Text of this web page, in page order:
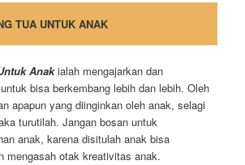
TUA UNTUK ANAK
Anakialah mengajarkan dan
bisa berkembang lebih dan lebih. Oleh
apapun yang diinginkan oleh anak, selagi
turutilah. Jangan bosan untuk
anak, karena disitulah anak bisa
mengasah otak kreativitas anak.